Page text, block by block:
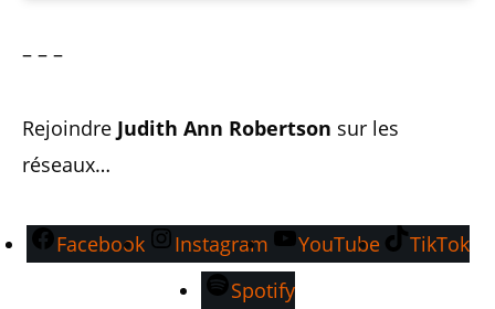
– – –
Rejoindre Judith Ann Robertson sur les
réseaux…
Facebook Instagram YouTube
TikTok
Spotify